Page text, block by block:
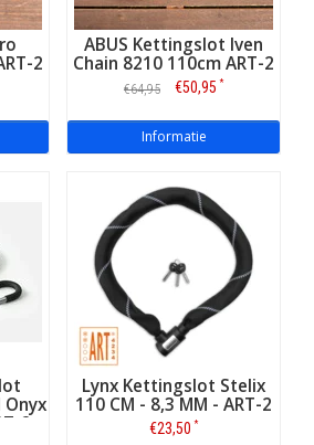
2
ABUS Kettingslot Iven
Chain 8210 110cm ART-2
€64,95 €50,95 *
Informatie
2
Lynx Kettingslot Stelix
110 CM - 8,3 MM - ART-2
€23,50 *